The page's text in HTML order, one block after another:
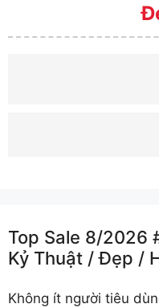
Top Sale 8/2026
Kỷ Thuật /️ Đẹp /️
Không ít người tiêu